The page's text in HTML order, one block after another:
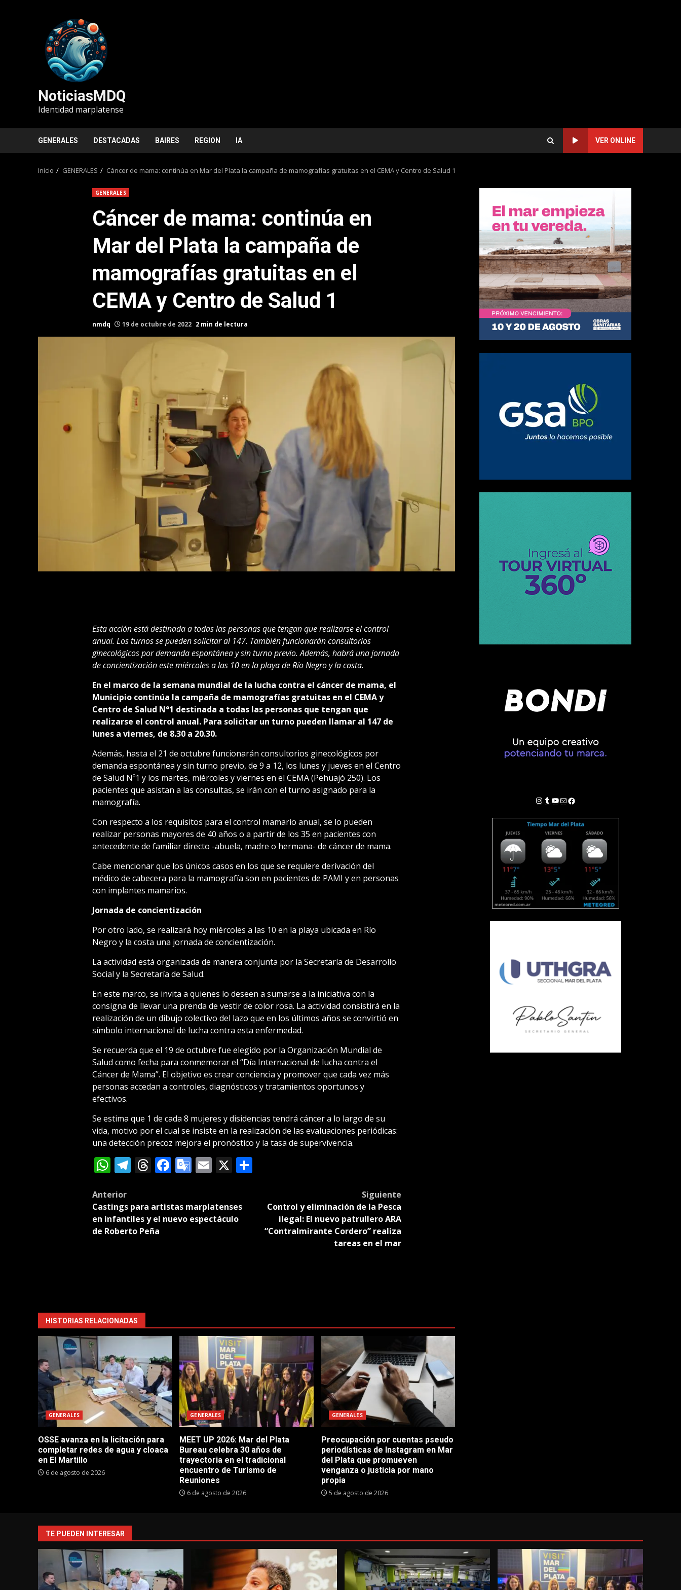
NoticiasMDQ
Identidad marplatense
GENERALES DESTACADAS BAIRES REGION IA VER ONLINE
Inicio GENERALES Cáncer de mama: continúa en Mar del Plata la campaña de mamografías gratuitas en el CEMA y Centro de Salud 1
GENERALES
Cáncer de mama: continúa en
Mar del Plata la campaña de
mamografías gratuitas en el
CEMA y Centro de Salud 1
nmdq 19 de octubre de 2022 2 min de lectura
Esta acción está destinada a todas las personas que tengan que realizarse el control
anual. Los turnos se pueden solicitar al 147. También funcionarán consultorios
ginecológicos por demanda espontánea y sin turno previo. Además, habrá una jornada
de concientización este miércoles a las 10 en la playa de Río Negro y la costa.
En el marco de la semana mundial de la lucha contra el cáncer de mama, el
Municipio continúa la campaña de mamografías gratuitas en el CEMA y
Centro de Salud N°1 destinada a todas las personas que tengan que
realizarse el control anual. Para solicitar un turno pueden llamar al 147 de
lunes a viernes, de 8.30 a 20.30.
Además, hasta el 21 de octubre funcionarán consultorios ginecológicos por
demanda espontánea y sin turno previo, de 9 a 12, los lunes y jueves en el Centro
de Salud Nº1 y los martes, miércoles y viernes en el CEMA (Pehuajó 250). Los
pacientes que asistan a las consultas, se irán con el turno asignado para la
mamografía.
Con respecto a los requisitos para el control mamario anual, se lo pueden
realizar personas mayores de 40 años o a partir de los 35 en pacientes con
antecedente de familiar directo -abuela, madre o hermana- de cáncer de mama.
Cabe mencionar que los únicos casos en los que se requiere derivación del
médico de cabecera para la mamografía son en pacientes de PAMI y en personas
con implantes mamarios.
Jornada de concientización
Por otro lado, se realizará hoy miércoles a las 10 en la playa ubicada en Río
Negro y la costa una jornada de concientización.
La actividad está organizada de manera conjunta por la Secretaría de Desarrollo
Social y la Secretaría de Salud.
En este marco, se invita a quienes lo deseen a sumarse a la iniciativa con la
consigna de llevar una prenda de vestir de color rosa. La actividad consistirá en la
realización de un dibujo colectivo del lazo que en los últimos años se convirtió en
símbolo internacional de lucha contra esta enfermedad.
Se recuerda que el 19 de octubre fue elegido por la Organización Mundial de
Salud como fecha para conmemorar el “Día Internacional de lucha contra el
Cáncer de Mama”. El objetivo es crear conciencia y promover que cada vez más
personas accedan a controles, diagnósticos y tratamientos oportunos y
efectivos.
Se estima que 1 de cada 8 mujeres y disidencias tendrá cáncer a lo largo de su
vida, motivo por el cual se insiste en la realización de las evaluaciones periódicas:
una detección precoz mejora el pronóstico y la tasa de supervivencia.
WhatsApp
Telegram
Threads
Facebook
Google
Translate
Email
X Compartir
Post
navigation
Anterior
Castings para artistas marplatenses
en infantiles y el nuevo espectáculo
de Roberto Peña
Siguiente
Control y eliminación de la Pesca
ilegal: El nuevo patrullero ARA
“Contralmirante Cordero” realiza
tareas en el mar
HISTORIAS RELACIONADAS
GENERALES
OSSE avanza en la licitación para
completar redes de agua y cloaca
en El Martillo
6 de agosto de 2026
GENERALES
MEET UP 2026: Mar del Plata
Bureau celebra 30 años de
trayectoria en el tradicional
encuentro de Turismo de
Reuniones
6 de agosto de 2026
GENERALES
Preocupación por cuentas pseudo
periodísticas de Instagram en Mar
del Plata que promueven
venganza o justicia por mano
propia
5 de agosto de 2026
Instagram
Tumblr
YouTube
Correo electrónico
Facebook
TE PUEDEN INTERESAR